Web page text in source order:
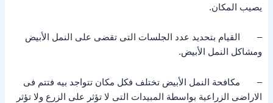
يصيب المكان.
– القيام بتحديد عدد الجلسات التى تقضى على النمل الأبيض
ومشاكل النمل الأبيض.
– مكافحة النمل الأبيض تختلف فكل مكان تتواجد بيه فتتم فى
الاراضى الزراعية بواسطة المبيدات التى لا تؤثر على الزرع ولا تؤثر